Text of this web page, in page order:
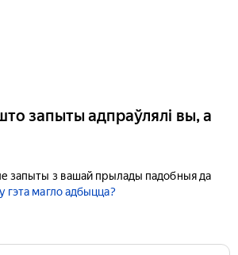
запыты адпраўлялі вы, а
запыты з вашай прылады падобныя да
гэта магло адбыцца?